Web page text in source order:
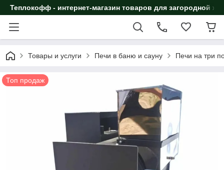
Теплокофф - интернет-магазин товаров для загородной
Товары и услуги Печи в баню и сауну Печи на три
Топ продаж